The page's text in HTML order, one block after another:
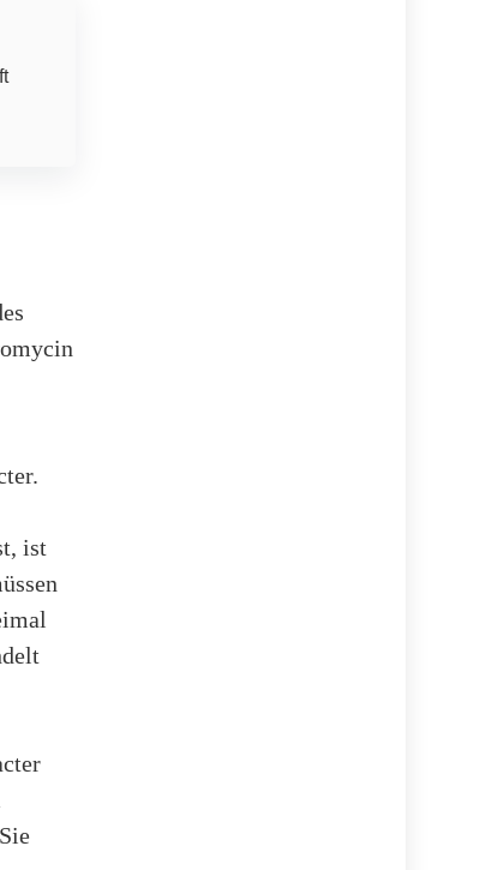
ist